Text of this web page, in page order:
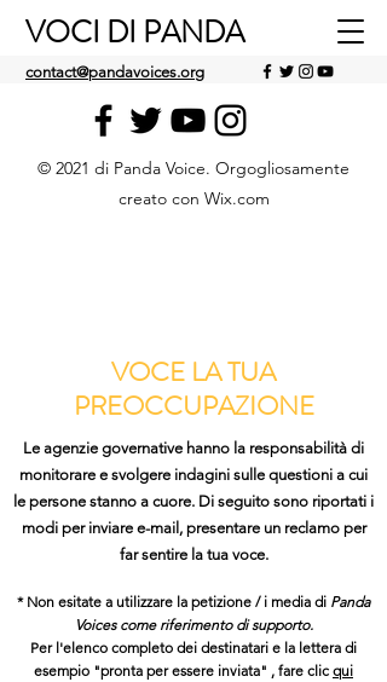
VOCI DI PANDA
contact@pandavoices.org
© 2021 di Panda Voice. Orgogliosamente
creato con Wix.com
VOCE LA TUA
PREOCCUPAZIONE
Le agenzie governative hanno la responsabilità di
monitorare e svolgere indagini sulle questioni a cui
le persone stanno a cuore. Di seguito sono riportati i
modi per inviare e-mail, presentare un reclamo per
far sentire la tua voce.
* Non esitate a utilizzare la petizione / i media di Panda
Voices come riferimento di supporto.
Per l'elenco completo dei destinatari e la lettera di
esempio "pronta per essere inviata" , fare clic qui